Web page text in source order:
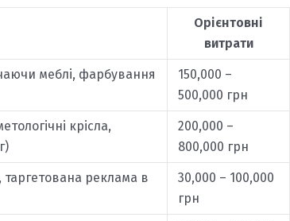
Орієнтовні
витрати
меблі, фарбування
150,000 –
500,000 грн
крісла,
200,000 –
800,000 грн
реклама в
30,000 – 100,000
грн